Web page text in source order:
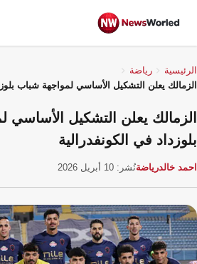
الرئيسية
رياضة
الزمالك يعلن التشكيل الأساسي لمواجهة شباب
الزمالك يعلن التشكيل الأساسي
بلوزداد في الكونفدرالية
احمد خالدرياضةنُشر: 10 أبريل 2026